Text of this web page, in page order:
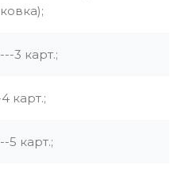
3 карт.;
карт.;
5 карт.;